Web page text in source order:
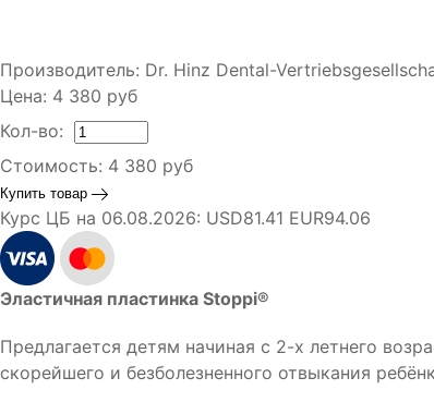
Производитель: Dr. Hinz Dental-
Цена: 4 380 руб
Кол-во:
Стоимость: 4 380 руб
Купить товар
Курс ЦБ на 06.08.2026: USD81.41 EUR94.06
Эластичная пластинка Stoppi®
Предлагается детям начиная с 2-х летнего
скорейшего и безболезненного отвыкания